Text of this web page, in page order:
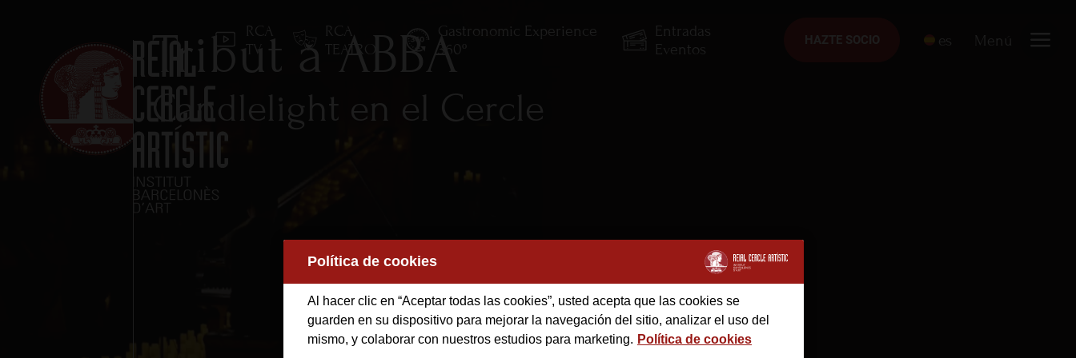
RCA
TV
RCA
TEATRO
Gastronomic Experience
360º
Entradas
Eventos
es Menú
HAZTE SOCIO
Inicio
Reial Cercle Artístic
Programas y Actividades
Tribut a ABBA
Candlelight en el Cercle
Política de cookies
Al hacer clic en “Aceptar todas las cookies”, usted acepta que las cookies se
guarden en su dispositivo para mejorar la navegación del sitio, analizar el uso del
mismo, y colaborar con nuestros estudios para marketing. Política de cookies